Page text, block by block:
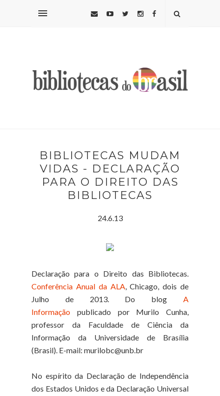
BIBLIOTECAS MUDAM
VIDAS - DECLARAÇÃO
PARA O DIREITO DAS
BIBLIOTECAS
24.6.13
Declaração para o Direito das Bibliotecas.
Conferência Anual da ALA, Chicago, dois de
Julho de 2013. Do blog A
Informação publicado por Murilo Cunha,
professor da Faculdade de Ciência da
Informação da Universidade de Brasília
(Brasil). E-mail: murilobc@unb.br
No espírito da Declaração de Independência
dos Estados Unidos e da Declaração Universal